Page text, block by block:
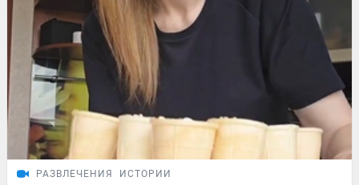
РАЗВЛЕЧЕНИЯ ИСТОРИИ